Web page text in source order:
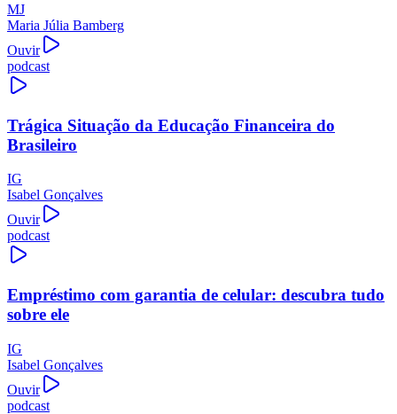
MJ
Maria Júlia Bamberg
Ouvir
podcast
Trágica Situação da Educação Financeira do
Brasileiro
IG
Isabel Gonçalves
Ouvir
podcast
Empréstimo com garantia de celular: descubra tudo
sobre ele
IG
Isabel Gonçalves
Ouvir
podcast